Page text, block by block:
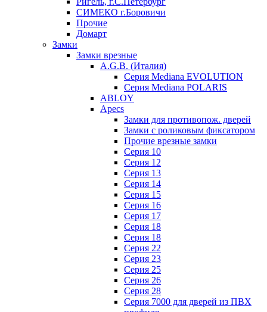
СИМЕКО г.Боровичи
Прочие
Домарт
Замки
Замки врезные
A.G.B. (Италия)
Серия Mediana EVOLUTION
Серия Mediana POLARIS
ABLOY
Apecs
Замки для противопож. дверей
Замки с роликовым фиксатором
Прочие врезные замки
Серия 10
Серия 12
Серия 13
Серия 14
Серия 15
Серия 16
Серия 17
Серия 18
Серия 18
Серия 22
Серия 23
Серия 25
Серия 26
Серия 28
Серия 7000 для дверей из ПВХ